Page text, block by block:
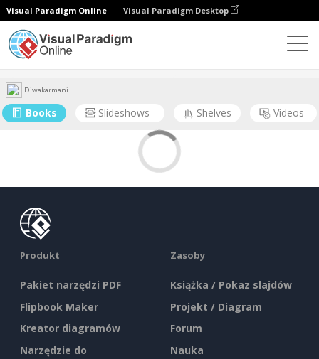
Visual Paradigm Online Visual Paradigm Desktop
Diwakarmani
Books Slideshows Shelves Videos
Produkt
Pakiet narzędzi PDF
Flipbook Maker
Kreator diagramów
Narzędzie do
Zasoby
Książka / Pokaz slajdów
Projekt / Diagram
Forum
Nauka